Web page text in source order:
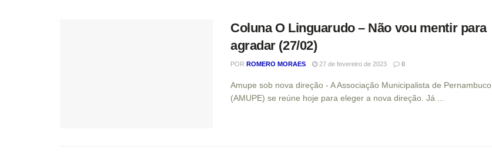
Coluna O Linguarudo – Não vou mentir para
agradar (27/02)
POR ROMERO MORAES 27 de fevereiro de 2023 0
Amupe sob nova direção - A Associação Municipalista de Pernambuco
(AMUPE) se reúne hoje para eleger a nova direção. Já ...